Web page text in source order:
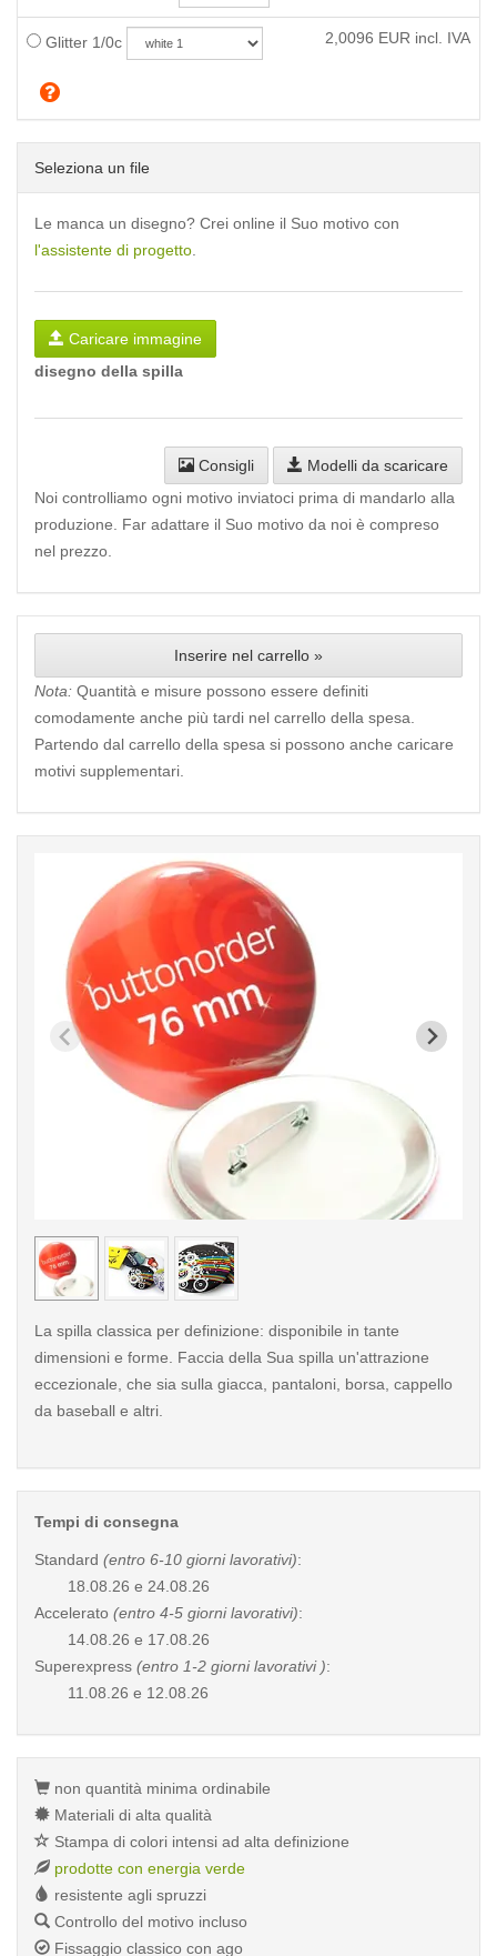
Glitter 1/0c 2,0096 EUR incl. IVA
Seleziona un file
Le manca un disegno? Crei online il Suo motivo con
l'assistente di progetto
Caricare immagine
disegno della spilla
Consigli
Modelli da scaricare
Noi controlliamo ogni motivo inviatoci prima di mandarlo alla
produzione. Far adattare il Suo motivo da noi è compreso
nel prezzo.
Inserire nel carrello »
Nota: Quantità e misure possono essere definiti
comodamente anche più tardi nel carrello della spesa.
Partendo dal carrello della spesa si possono anche caricare
motivi supplementari.
< /picture>
La spilla classica per definizione: disponibile in tante
dimensioni e forme. Faccia della Sua spilla un'attrazione
eccezionale, che sia sulla giacca, pantaloni, borsa, cappello
da baseball e altri.
Tempi di consegna
Standard (entro 6-10 giorni lavorativi):
18.08.26 e 24.08.26
Accelerato (entro 4-5 giorni lavorativi):
14.08.26 e 17.08.26
Superexpress (entro 1-2 giorni lavorativi ):
11.08.26 e 12.08.26
non quantità minima ordinabile
Materiali di alta qualità
Stampa di colori intensi ad alta definizione
prodotte con energia verde
resistente agli spruzzi
Controllo del motivo incluso
Fissaggio classico con ago